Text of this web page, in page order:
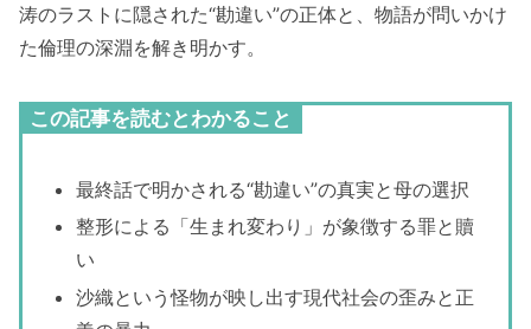
涛のラストに隠された“勘違い”の正体と、物語が問いかけ
た倫理の深淵を解き明かす。
この記事を読むとわかること
最終話で明かされる“勘違い”の真実と母の選択
整形による「生まれ変わり」が象徴する罪と贖
い
沙織という怪物が映し出す現代社会の歪みと正